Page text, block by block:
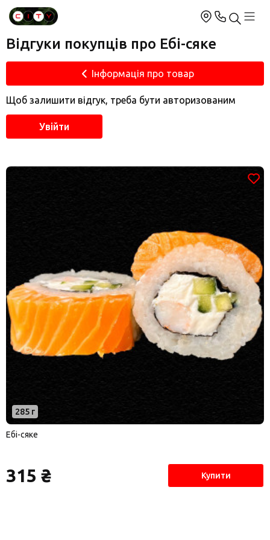
Відгуки покупців про Ебі-сяке
Інформація про товар
Щоб залишити відгук, треба бути авторизованим
Увійти
285 г
Ебі-сяке
315 ₴ Купити